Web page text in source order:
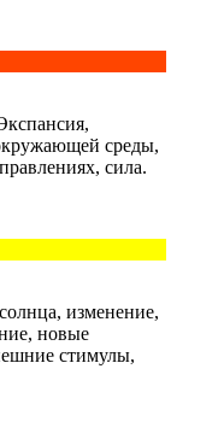
среды,
сила.
изменение,
новые
стимулы,